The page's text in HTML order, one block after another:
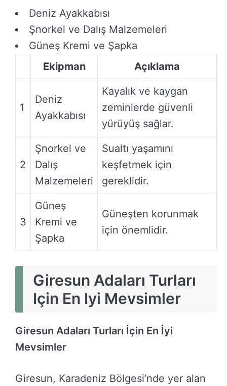
Deniz Ayakkabısı
Şnorkel ve Dalış Malzemeleri
Güneş Kremi ve Şapka
Ekipman
Açıklama
1
Deniz
Ayakkabısı
Kayalık ve kaygan
zeminlerde güvenli
yürüyüş sağlar.
2
Şnorkel ve
Dalış
Malzemeleri
Sualtı yaşamını
keşfetmek için
gereklidir.
3
Güneş
Kremi ve
Şapka
Güneşten korunmak
için önemlidir.
Giresun Adaları Turları
Için En Iyi Mevsimler
Giresun Adaları Turları İçin En İyi
Mevsimler
Giresun, Karadeniz Bölgesi’nde yer alan